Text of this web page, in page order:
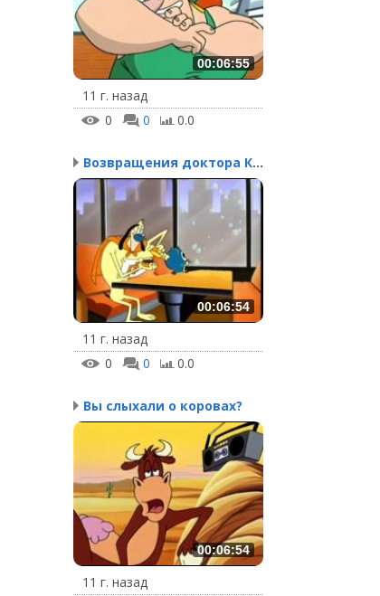
00:06:55
11 г. назад
0
0 0.0
Возвращения доктора Кра...
00:06:54
11 г. назад
0
0 0.0
Вы слыхали о коровах?
00:06:54
11 г. назад